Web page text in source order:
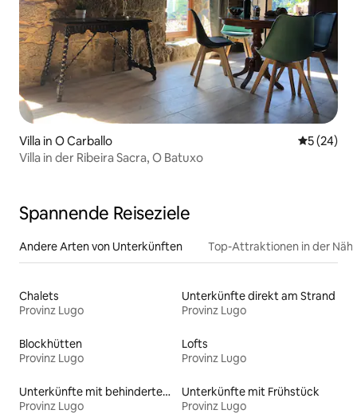
Villa in O Carballo
5 (24)
Villa in der Ribeira Sacra, O Batuxo
Spannende Reiseziele
Andere Arten von Unterkünften Top-Attraktionen in der
Chalets
Provinz Lugo
Unterkünfte direkt am Strand
Provinz Lugo
Blockhütten
Provinz Lugo
Lofts
Provinz Lugo
Unterkünfte mit behindertengerechtem WC
Provinz Lugo
Unterkünfte mit Frühstück
Provinz Lugo